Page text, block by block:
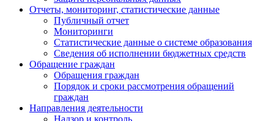
Отчеты, мониторинг, статистические данные
Публичный отчет
Мониторинги
Статистические данные о системе образования
Сведения об исполнении бюджетных средств
Обращение граждан
Обращения граждан
Порядок и сроки рассмотрения обращений
граждан
Направления деятельности